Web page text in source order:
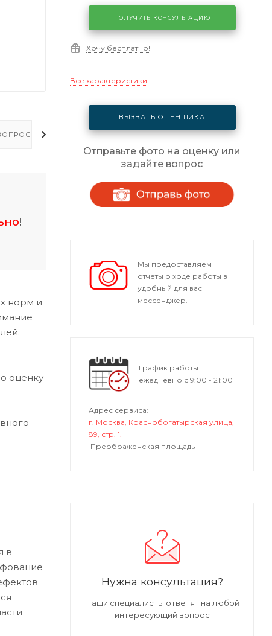
- ОТВЕТЫ
!
норм и
оценку
в
ПОЛУЧИТЬ КОНСУЛЬТАЦИЮ
Хочу бесплатно!
Все характеристики
ВЫЗВАТЬ ОЦЕНЩИКА
Отправьте фото на оценку или
задайте вопрос
Мы предоставляем
отчеты о ходе работы в
удобный для вас
мессенджер.
График работы
ежедневно с 9:00 - 21:00
Адрес сервиса:
г. Москва, Краснобогатырская улица,
89, стр. 1.
Преображенская площадь
Нужна консультация?
Наши специалисты ответят на любой
интересующий вопрос